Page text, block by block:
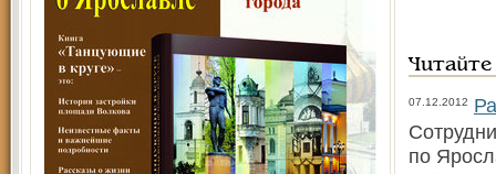
07.12.2012
по